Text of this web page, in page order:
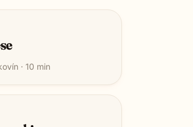
· 10 min